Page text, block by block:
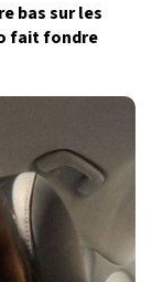
bas sur les
fait fondre